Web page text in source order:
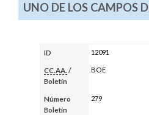
UNO DE LOS CAMPOS
ID 12091
CC.AA. /
Boletín
BOE
Número
Boletín
279